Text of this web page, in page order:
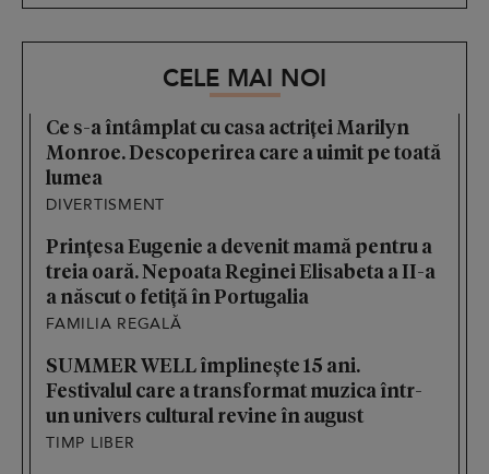
CELE MAI NOI
Ce s-a întâmplat cu casa actriței Marilyn
Monroe. Descoperirea care a uimit pe toată
lumea
DIVERTISMENT
Prințesa Eugenie a devenit mamă pentru a
treia oară. Nepoata Reginei Elisabeta a II-a
a născut o fetiță în Portugalia
FAMILIA REGALĂ
SUMMER WELL împlinește 15 ani.
Festivalul care a transformat muzica într-
un univers cultural revine în august
TIMP LIBER